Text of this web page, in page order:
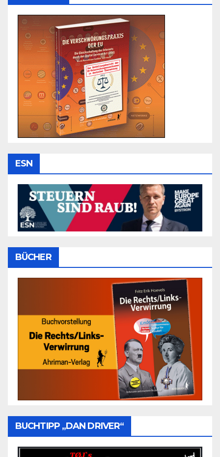
ESN
BÜCHER
BUCHTIPP „DAN DRIVER“